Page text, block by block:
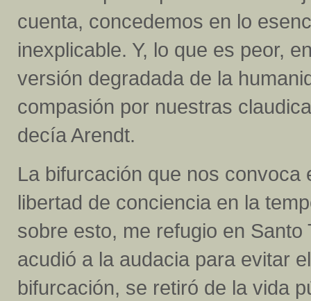
cuenta, concedemos en lo
inexplicable. Y, lo que es peor,
versión degradada de la
compasión por nuestras
decía Arendt.
La bifurcación que nos convoca
libertad de conciencia en la
sobre esto, me refugio en
acudió a la audacia para evitar
bifurcación, se retiró de la vida